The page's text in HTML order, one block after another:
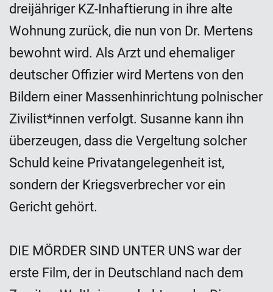
dreijähriger KZ-Inhaftierung in ihre alte
Wohnung zurück, die nun von Dr. Mertens
bewohnt wird. Als Arzt und ehemaliger
deutscher Offizier wird Mertens von den
Bildern einer Massenhinrichtung polnischer
Zivilist*innen verfolgt. Susanne kann ihn
überzeugen, dass die Vergeltung solcher
Schuld keine Privatangelegenheit ist,
sondern der Kriegsverbrecher vor ein
Gericht gehört.
DIE MÖRDER SIND UNTER UNS war der
erste Film, der in Deutschland nach dem